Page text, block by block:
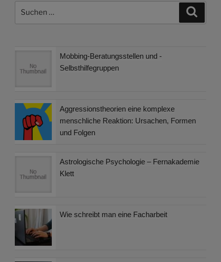
Mobbing-Beratungsstellen und -
Selbsthilfegruppen
Aggressionstheorien eine komplexe
menschliche Reaktion: Ursachen, Formen
und Folgen
Astrologische Psychologie – Fernakademie
Klett
Wie schreibt man eine Facharbeit